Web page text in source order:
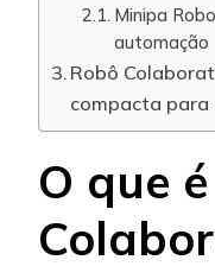
Minipa
automação
Robô
compacta
O que